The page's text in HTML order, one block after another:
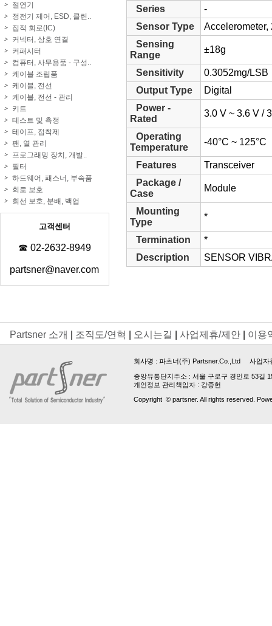
절연기
정전기 제어, ESD, 클린..
집적 회로(IC)
커넥터, 상호 연결
커패시터
컴퓨터, 사무용품 - 구성..
케이블 조립품
케이블, 전선
케이블, 전선 - 관리
키트
테스트 및 측정
테이프, 접착제
팬, 열 관리
프로그래밍 장치, 개발..
필터
하드웨어, 패스너, 부속품
회로 보호
회선 보호, 분배, 백업
고객센터
☎ 02-2632-8949
partsner@naver.com
Series
-
Sensor Type
Accelerometer,
Sensing
Range
±18g
Sensitivity
0.3052mg/LSB
Output Type
Digital
Power -
Rated
3.0 V ~ 3.6 V /
Operating
Temperature
-40°C ~ 125°C
Features
Transceiver
Package /
Case
Module
Mounting
Type
*
Termination
*
Description
SENSOR
Partsner 소개 조직도/연혁 오시는길 사업제휴/제안 이용
회사명 : 파츠너(주) Partsner.Co.,Ltd 사업자
중앙유통단지주소 : 서울 구로구 경인로 53길
개인정보 관리책임자 : 강종헌
Copyright © partsner. All rights reserved.